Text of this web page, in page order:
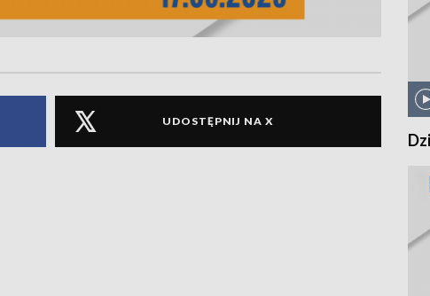
UDOSTĘPNIJ NA X